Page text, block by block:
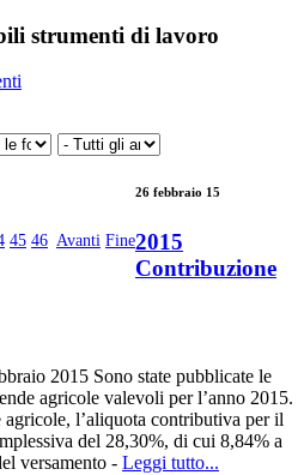
strumenti di lavoro
45 46 Avanti Fine
26 febbraio 15
2015
Contribuzione
2015 Sono state pubblicate le
agricole valevoli per l’anno 2015.
agricole, l’aliquota contributiva per il
del 28,30%, di cui 8,84% a
versamento - Leggi tutto...